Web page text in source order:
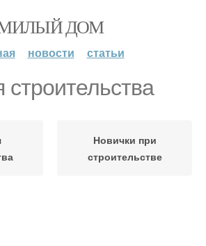
ДОМ
новости статьи
Новички при
строительстве